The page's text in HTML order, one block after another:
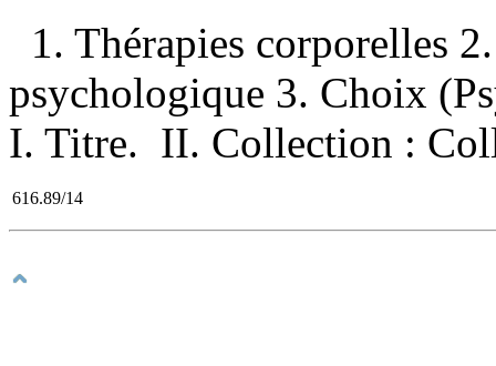
1. Thérapies corporelles
psychologique 3. Choix
I. Titre. II. Collection :
616.89/14